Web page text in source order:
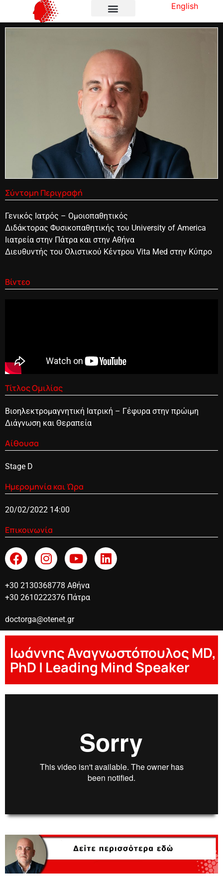
English
Ιωάννης Αναγνωστόπουλος MD,
PhD | Leading Mind Speaker
Σύντομη Περιγραφή
Γενικός Ιατρός – Ομοιοπαθητικός
Διδάκτορας Φυσικοπαθητικής του University of America
Iιατρεία στην Πάτρα και στην Αθήνα
Διευθυντής του Ολιστικού Κέντρου Vita Med στην Κύπρο
Βίντεο
Τίτλος Ομιλίας
Βιοηλεκτρομαγνητική Ιατρική – Γέφυρα στην πρώιμη
Διάγνωση και Θεραπεία
Αίθουσα
Stage D
Ημερομηνία και Ώρα
20/02/2022 14:00
Επικοινωνία
+30 2130368778 Αθήνα
+30 2610222376 Πάτρα
doctorga@otenet.gr